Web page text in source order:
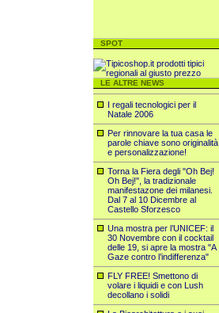
SPOT
LE ALTRE NEWS
I regali tecnologici per il
Natale 2006
Per rinnovare la tua casa le
parole chiave sono originalità
e personalizzazione!
Torna la Fiera degli "Oh Bej!
Oh Bej!", la tradizionale
manifestazone dei milanesi.
Dal 7 al 10 Dicembre al
Castello Sforzesco
Una mostra per l’UNICEF: il
30 Novembre con il cocktail
delle 19, si apre la mostra "A
Gaze contro l’indifferenza"
FLY FREE! Smettono di
volare i liquidi e con Lush
decollano i solidi